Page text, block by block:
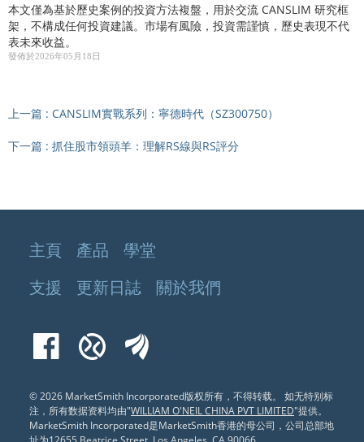
本文僅為基於歷史案例的投資方法複盤，用於交流 CANSLIM 研究框
架，不構成任何投資建議。市場有風險，投資需謹慎，歷史表現不代
表未來收益。
發佈於2026年05月18日
上一篇 : CANSLIM實戰系列：寧德時代（SZ300750）
下一篇 : 抓住股市領頭羊：理解RS線與RS評分
主頁 產品
學堂
支援
更新日誌 關於我們
FacebookXueqiu
© 2026 MarketSmith Incorporated版权所有，不得转载。 如无特别标
注，所有数据资料均由"WILLIAM O'NEIL CHINA PVT LIMITED"提供。
MarketSmith Incorporated是MarketSmith香港的母公司，公司总部地